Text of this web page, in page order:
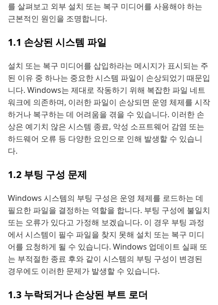
를 살펴보고 외부 설치 또는 복구 미디어를 사용해야 하는
근본적인 원인을 조명합니다.
1.1 손상된 시스템 파일
설치 또는 복구 미디어를 삽입하라는 메시지가 표시되는 주
된 이유 중 하나는 중요한 시스템 파일이 손상되었기 때문입
니다. Windows는 제대로 작동하기 위해 복잡한 파일 네트
워크에 의존하며, 이러한 파일이 손상되면 운영 체제를 시작
하거나 복구하는 데 어려움을 겪을 수 있습니다. 이러한 손
상은 예기치 않은 시스템 종료, 악성 소프트웨어 감염 또는
하드웨어 오류 등 다양한 요인으로 인해 발생할 수 있습니
다.
1.2 부팅 구성 문제
Windows 시스템의 부팅 구성은 운영 체제를 로드하는 데
필요한 파일을 결정하는 역할을 합니다. 부팅 구성에 불일치
또는 오류가 있다고 가정해 보겠습니다. 이 경우 부팅 과정
에서 시스템이 필수 파일을 찾지 못해 설치 또는 복구 미디
어를 요청하게 될 수 있습니다. Windows 업데이트 실패 또
는 부적절한 종료 후와 같이 시스템의 부팅 구성이 변경된
경우에도 이러한 문제가 발생할 수 있습니다.
1.3 누락되거나 손상된 부트 로더